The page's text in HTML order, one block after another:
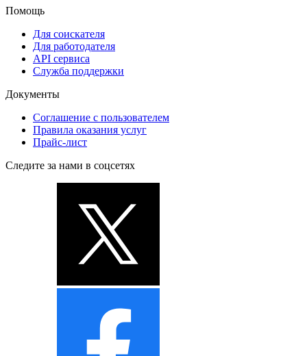
Помощь
Для соискателя
Для работодателя
API сервиса
Служба поддержки
Документы
Соглашение с пользователем
Правила оказания услуг
Прайс-лист
Следите за нами в соцсетях